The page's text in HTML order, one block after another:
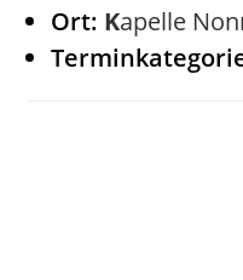
Ort:
Kapelle